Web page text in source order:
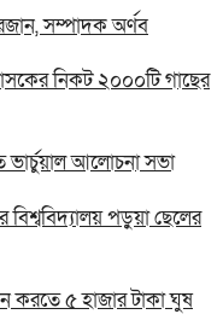
সম্পাদক অর্ণব
নিকট ২০০০টি গাছের
ভার্চুয়াল আলোচনা সভা
পড়ুয়া ছেলের
করতে ৫ হাজার টাকা ঘুষ